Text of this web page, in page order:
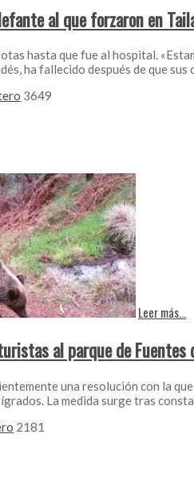
al que forzaron en
hasta que fue al hospital.
ha fallecido después de que sus
3649
Leer más...
al parque de Fuentes
una resolución con la
La medida surge tras
2181